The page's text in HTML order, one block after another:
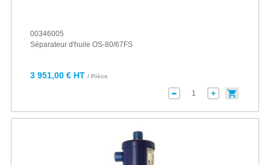
00346005
Séparateur d'huile OS-80/67FS
3 951,00 € HT / Pièce